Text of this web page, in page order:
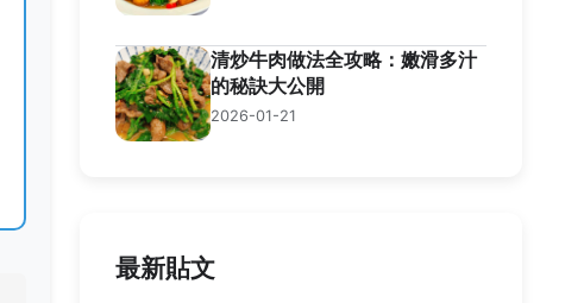
清炒牛肉做法全攻略：嫩滑多汁
的秘訣大公開
2026-01-21
最新貼文